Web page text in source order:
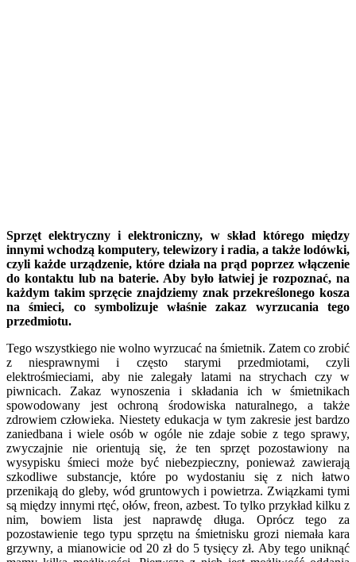
Sprzęt elektryczny i elektroniczny, w skład którego między
innymi wchodzą komputery, telewizory i radia, a także lodówki,
czyli każde urządzenie, które działa na prąd poprzez włączenie
do kontaktu lub na baterie. Aby było łatwiej je rozpoznać, na
każdym takim sprzęcie znajdziemy znak przekreślonego kosza
na śmieci, co symbolizuje właśnie zakaz wyrzucania tego
przedmiotu.
Tego wszystkiego nie wolno wyrzucać na śmietnik. Zatem co zrobić
z niesprawnymi i często starymi przedmiotami, czyli
elektrośmieciami, aby nie zalegały latami na strychach czy w
piwnicach. Zakaz wynoszenia i składania ich w śmietnikach
spowodowany jest ochroną środowiska naturalnego, a także
zdrowiem człowieka. Niestety edukacja w tym zakresie jest bardzo
zaniedbana i wiele osób w ogóle nie zdaje sobie z tego sprawy,
zwyczajnie nie orientują się, że ten sprzęt pozostawiony na
wysypisku śmieci może być niebezpieczny, ponieważ zawierają
szkodliwe substancje, które po wydostaniu się z nich łatwo
przenikają do gleby, wód gruntowych i powietrza. Związkami tymi
są między innymi rtęć, ołów, freon, azbest. To tylko przykład kilku z
nim, bowiem lista jest naprawdę długa. Oprócz tego za
pozostawienie tego typu sprzętu na śmietnisku grozi niemała kara
grzywny, a mianowicie od 20 zł do 5 tysięcy zł. Aby tego uniknąć